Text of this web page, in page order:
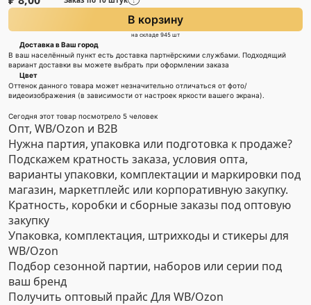
В корзину
на складе 945 шт
Доставка в Ваш город
В ваш населённый пункт есть доставка партнёрскими службами. Подходящий
вариант доставки вы можете выбрать при оформлении заказа
Цвет
Оттенок данного товара может незначительно отличаться от фото/
видеоизображения (в зависимости от настроек яркости вашего экрана).
Сегодня этот товар посмотрело 5 человек
Опт, WB/Ozon и B2B
Нужна партия, упаковка или подготовка к продаже?
Подскажем кратность заказа, условия опта,
варианты упаковки, комплектации и маркировки под
магазин, маркетплейс или корпоративную закупку.
Кратность, коробки и сборные заказы под оптовую
закупку
Упаковка, комплектация, штрихкоды и стикеры для
WB/Ozon
Подбор сезонной партии, наборов или серии под
ваш бренд
Получить оптовый прайс Для WB/Ozon